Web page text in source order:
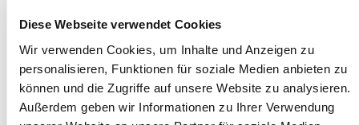
Diese Webseite verwendet Cookies
Wir verwenden Cookies, um Inhalte und Anzeigen zu
personalisieren, Funktionen für soziale Medien anbieten zu
können und die Zugriffe auf unsere Website zu analysieren.
Außerdem geben wir Informationen zu Ihrer Verwendung
werden.
Für kleine Besucher gibt es eine Hüpfburg oder ein
Riesenlego zum Bauen.
Standplätze sind vorab reservierbar. Alle Verkäufer